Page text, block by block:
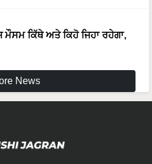
ਕਿੱਥੇ ਅਤੇ ਕਿਹੋ ਜਿਹਾ ਰਹੇਗਾ,
News